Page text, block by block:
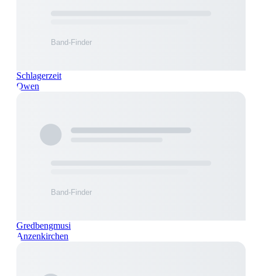
Schlagerzeit
Owen
Gredbengmusi
Anzenkirchen